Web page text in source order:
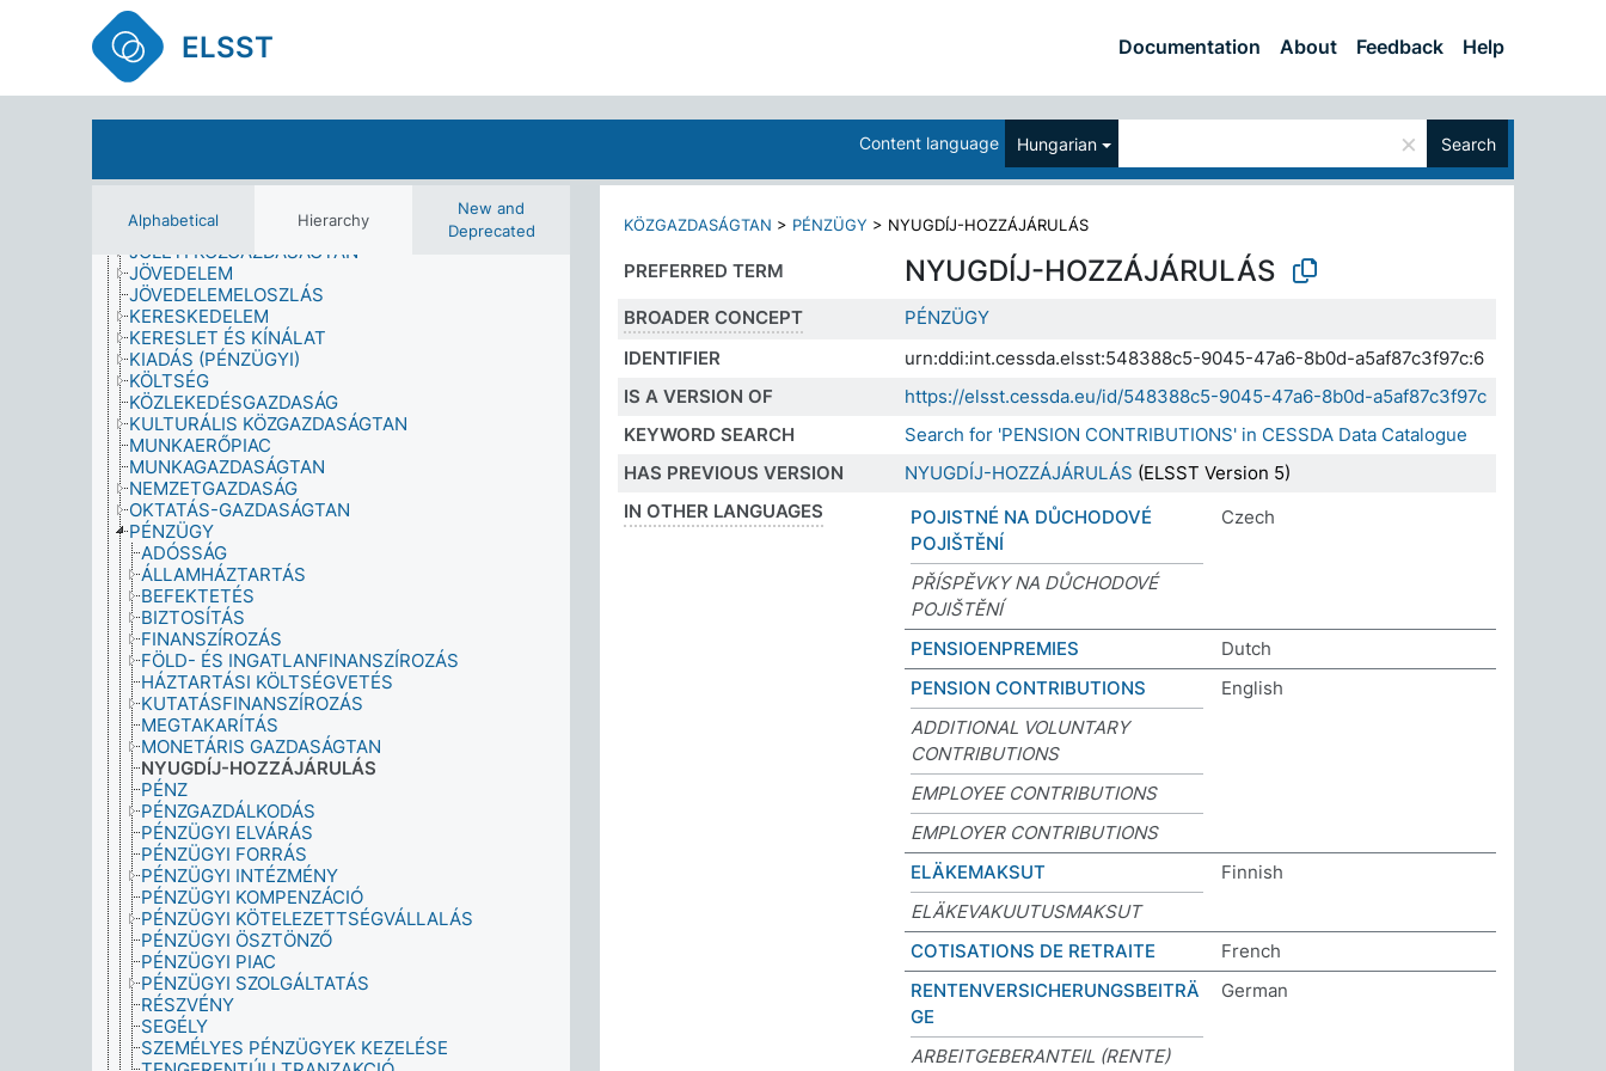
ELSST Documentation About Feedback Help
Content language Hungarian × Search
Alphabetical Hierarchy
New and
Deprecated
GAZDASÁGI ÉRTÉK
GAZDASÁGI FELTÉTEL
GAZDASÁGI KÉRDÉS
GAZDASÁGI MUTATÓ
GAZDASÁGI RENDSZER
GAZDASÁGI TÁMOGATÁS
INFORMÁLIS GAZDASÁG
INGATLANGAZDASÁG
IPARI KÖZGAZDASÁGTAN
JÓLÉTI KÖZGAZDASÁGTAN
JÖVEDELEM
JÖVEDELEMELOSZLÁS
KERESKEDELEM
KERESLET ÉS KÍNÁLAT
KIADÁS (PÉNZÜGYI)
KÖLTSÉG
KÖZLEKEDÉSGAZDASÁG
KULTURÁLIS KÖZGAZDASÁGTAN
MUNKAERŐPIAC
MUNKAGAZDASÁGTAN
NEMZETGAZDASÁG
OKTATÁS-GAZDASÁGTAN
PÉNZÜGY
ADÓSSÁG
ÁLLAMHÁZTARTÁS
BEFEKTETÉS
BIZTOSÍTÁS
FINANSZÍROZÁS
FÖLD- ÉS INGATLANFINANSZÍROZÁS
HÁZTARTÁSI KÖLTSÉGVETÉS
KUTATÁSFINANSZÍROZÁS
MEGTAKARÍTÁS
MONETÁRIS GAZDASÁGTAN
NYUGDÍJ-HOZZÁJÁRULÁS
PÉNZ
PÉNZGAZDÁLKODÁS
PÉNZÜGYI ELVÁRÁS
PÉNZÜGYI FORRÁS
PÉNZÜGYI INTÉZMÉNY
PÉNZÜGYI KOMPENZÁCIÓ
PÉNZÜGYI KÖTELEZETTSÉGVÁLLALÁS
PÉNZÜGYI ÖSZTÖNZŐ
PÉNZÜGYI PIAC
PÉNZÜGYI SZOLGÁLTATÁS
RÉSZVÉNY
SEGÉLY
SZEMÉLYES PÉNZÜGYEK KEZELÉSE
KÖZGAZDASÁGTAN > PÉNZÜGY > NYUGDÍJ-HOZZÁJÁRULÁS
PREFERRED TERM NYUGDÍJ-HOZZÁJÁRULÁS
BROADER CONCEPT
PÉNZÜGY
IDENTIFIER
urn:ddi:int.cessda.elsst:548388c5-9045-47a6-8b0d-a5af87c3f97c:6
IS A VERSION OF
https://elsst.cessda.eu/id/548388c5-9045-47a6-8b0d-a5af87c3f97c
KEYWORD SEARCH
Search for 'PENSION CONTRIBUTIONS' in CESSDA Data Catalogue
HAS PREVIOUS VERSION
NYUGDÍJ-HOZZÁJÁRULÁS (ELSST Version 5)
IN OTHER LANGUAGES
POJISTNÉ NA DŮCHODOVÉ
POJIŠTĚNÍ
Czech
PŘÍSPĚVKY NA DŮCHODOVÉ
POJIŠTĚNÍ
PENSIOENPREMIES
Dutch
PENSION CONTRIBUTIONS
English
ADDITIONAL VOLUNTARY
CONTRIBUTIONS
EMPLOYEE CONTRIBUTIONS
EMPLOYER CONTRIBUTIONS
ELÄKEMAKSUT
Finnish
ELÄKEVAKUUTUSMAKSUT
COTISATIONS DE RETRAITE
French
RENTENVERSICHERUNGSBEITRÄ
GE
German
ARBEITGEBERANTEIL (RENTE)